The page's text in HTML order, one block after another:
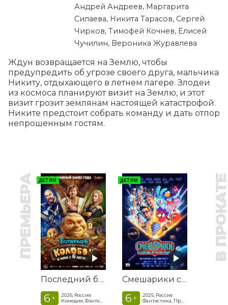
Андрей Андреев, Маргарита
Силаева, Никита Тарасов, Сергей
Чирков, Тимофей Кочнев, Елисей
Чучилин, Вероника Журавлева
Ждун возвращается на Землю, чтобы
предупредить об угрозе своего друга, мальчика
Никиту, отдыхающего в летнем лагере. Злодеи
из космоса планируют визит на Землю, и этот
визит грозит землянам настоящей катастрофой.
Никите предстоит собрать команду и дать отпор
непрошенным гостям.
ПРЕМЬЕРА ДЕТЯМ
Последний богатырь. Колобок
6 +
2026, Россия
Комедия, Фэнтези, Приключения
ДЕТЯМ
Смешарики сквозь вселенные
6 +
2025, Россия
Фантастика, Приключенческая комедия
В